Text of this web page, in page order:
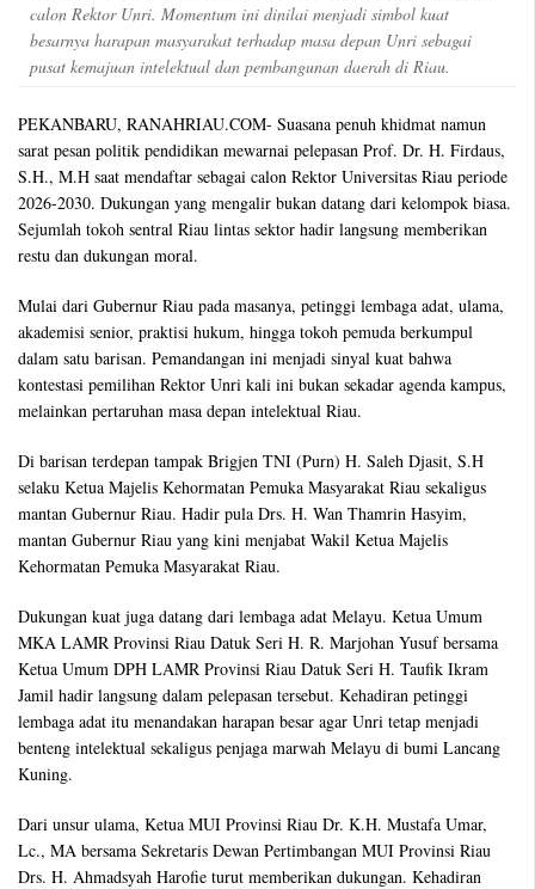
calon Rektor Unri. Momentum ini dinilai menjadi simbol kuat
besarnya harapan masyarakat terhadap masa depan Unri sebagai
pusat kemajuan intelektual dan pembangunan daerah di Riau.
PEKANBARU, RANAHRIAU.COM- Suasana penuh khidmat namun
sarat pesan politik pendidikan mewarnai pelepasan Prof. Dr. H. Firdaus,
S.H., M.H saat mendaftar sebagai calon Rektor Universitas Riau periode
2026-2030. Dukungan yang mengalir bukan datang dari kelompok biasa.
Sejumlah tokoh sentral Riau lintas sektor hadir langsung memberikan
restu dan dukungan moral.
Mulai dari Gubernur Riau pada masanya, petinggi lembaga adat, ulama,
akademisi senior, praktisi hukum, hingga tokoh pemuda berkumpul
dalam satu barisan. Pemandangan ini menjadi sinyal kuat bahwa
kontestasi pemilihan Rektor Unri kali ini bukan sekadar agenda kampus,
melainkan pertaruhan masa depan intelektual Riau.
Di barisan terdepan tampak Brigjen TNI (Purn) H. Saleh Djasit, S.H
selaku Ketua Majelis Kehormatan Pemuka Masyarakat Riau sekaligus
mantan Gubernur Riau. Hadir pula Drs. H. Wan Thamrin Hasyim,
mantan Gubernur Riau yang kini menjabat Wakil Ketua Majelis
Kehormatan Pemuka Masyarakat Riau.
Dukungan kuat juga datang dari lembaga adat Melayu. Ketua Umum
MKA LAMR Provinsi Riau Datuk Seri H. R. Marjohan Yusuf bersama
Ketua Umum DPH LAMR Provinsi Riau Datuk Seri H. Taufik Ikram
Jamil hadir langsung dalam pelepasan tersebut. Kehadiran petinggi
lembaga adat itu menandakan harapan besar agar Unri tetap menjadi
benteng intelektual sekaligus penjaga marwah Melayu di bumi Lancang
Kuning.
Dari unsur ulama, Ketua MUI Provinsi Riau Dr. K.H. Mustafa Umar,
Lc., MA bersama Sekretaris Dewan Pertimbangan MUI Provinsi Riau
Drs. H. Ahmadsyah Harofie turut memberikan dukungan. Kehadiran